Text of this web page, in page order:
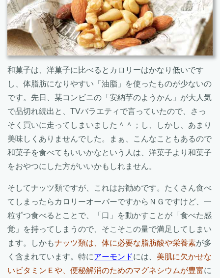
和菓子は、洋菓子に比べるとカロリーはかなり低いです
し、体脂肪になりやすい「油脂」を使ったものが少ないの
です。先日、某コンビニの「安納芋のようかん」が大人気
で品切れ続出と、TVバラエティで言っていたので、さっ
そく買いに走ってしまいました＾＾；し、しかし、あまり
美味しくありませんでした。まぁ、こんなこともあるので
和菓子を食べてもいいかなという人は、洋菓子より和菓子
をおやつにした方がいいかもしれません。
そしてナッツ類ですが、これはお勧めです。たくさん食べ
てしまったらカロリーオーバーですからＮＧですけど、一
粒ずつ食べるとことで、「口」を動かすことが「食べた感
覚」を持ってしまうので、そこそこの量で満足してしまい
ます。しかもナッツ類は、体に必要な脂肪酸や栄養素が多
く含まれています。特にアーモンドには、 美肌に欠かせな
いビタミンＥや、便秘解消のためのマグネシウムが豊富に